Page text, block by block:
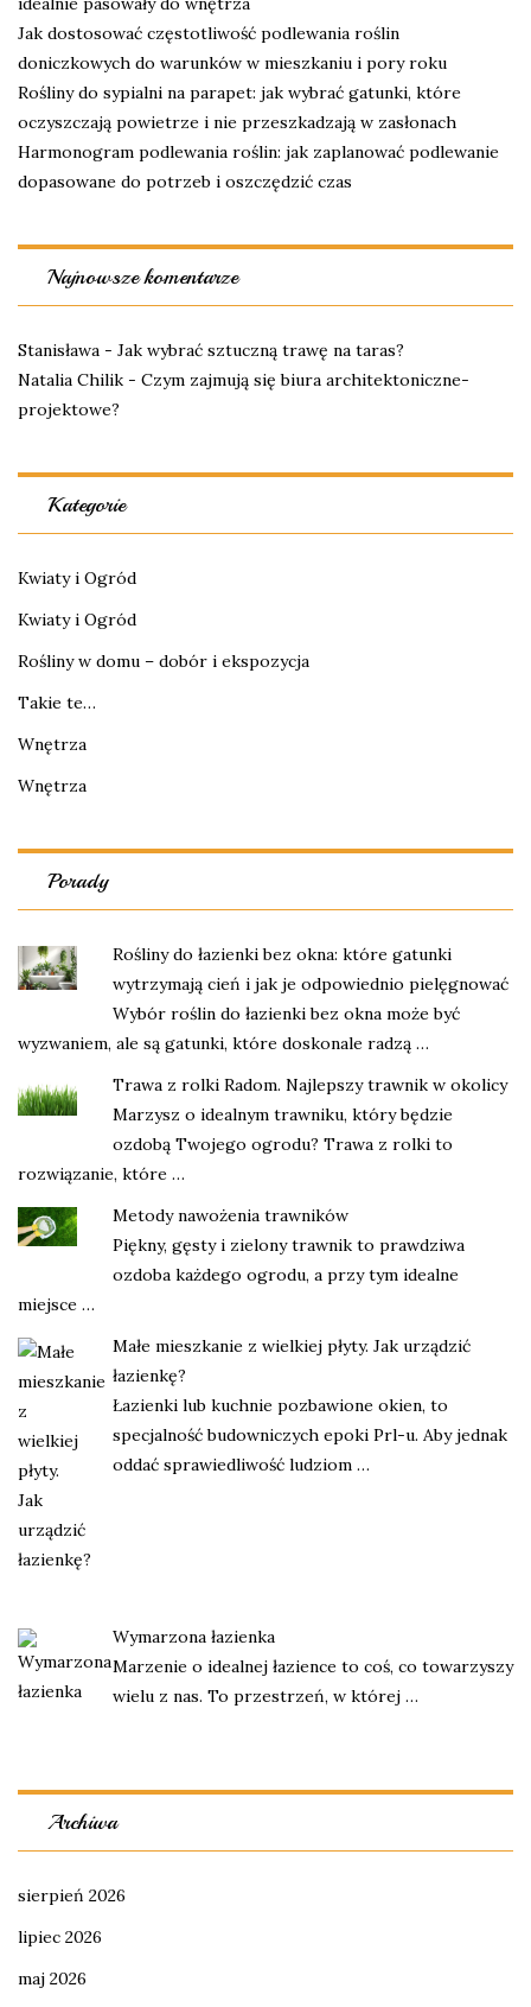
Jak dostosować częstotliwość podlewania roślin
doniczkowych do warunków w mieszkaniu i pory roku
Rośliny do sypialni na parapet: jak wybrać gatunki, które
oczyszczają powietrze i nie przeszkadzają w zasłonach
Harmonogram podlewania roślin: jak zaplanować podlewanie
dopasowane do potrzeb i oszczędzić czas
Najnowsze komentarze
Stanisława - Jak wybrać sztuczną trawę na taras?
Natalia Chilik - Czym zajmują się biura architektoniczne-
projektowe?
Kategorie
Kwiaty i Ogród
Kwiaty i Ogród
Rośliny w domu – dobór i ekspozycja
Takie te…
Wnętrza
Wnętrza
Porady
Rośliny do łazienki bez okna: które gatunki
wytrzymają cień i jak je odpowiednio pielęgnować
Wybór roślin do łazienki bez okna może być
wyzwaniem, ale są gatunki, które doskonale radzą …
Trawa z rolki Radom. Najlepszy trawnik w okolicy
Marzysz o idealnym trawniku, który będzie
ozdobą Twojego ogrodu? Trawa z rolki to
rozwiązanie, które …
Metody nawożenia trawników
Piękny, gęsty i zielony trawnik to prawdziwa
ozdoba każdego ogrodu, a przy tym idealne
miejsce …
Małe mieszkanie z wielkiej płyty. Jak urządzić
łazienkę?
Łazienki lub kuchnie pozbawione okien, to
specjalność budowniczych epoki Prl-u. Aby jednak
oddać sprawiedliwość ludziom …
Wymarzona łazienka
Marzenie o idealnej łazience to coś, co towarzyszy
wielu z nas. To przestrzeń, w której …
Archiwa
sierpień 2026
lipiec 2026
maj 2026